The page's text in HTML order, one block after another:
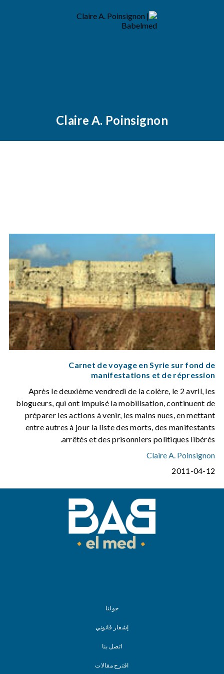
Claire A. Poinsignon
Carnet de voyage en Syrie sur fond de
manifestations et de répression
Après le deuxième vendredi de la colère, le 2 avril, les
blogueurs, qui ont impulsé la mobilisation, continuent de
préparer les actions à venir, les mains nues, en mettant
entre autres à jour la liste des morts, des manifestants
arrêtés et des prisonniers politiques libérés.
Claire A. Poinsignon
2011-04-12
حولنا
إشعار قانوني
اتصل بنا
اقترح مقالات